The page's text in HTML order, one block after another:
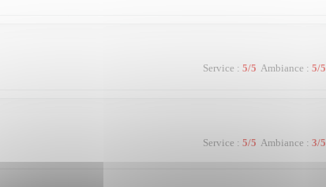
Service : 5/5 Ambiance : 5/5
Service : 5/5 Ambiance : 3/5